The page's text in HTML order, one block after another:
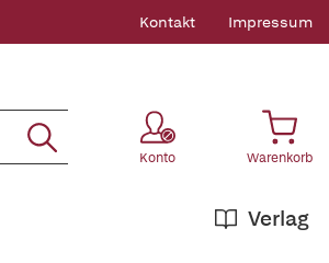
Kontakt Impressum
Konto Warenkorb
Verlag